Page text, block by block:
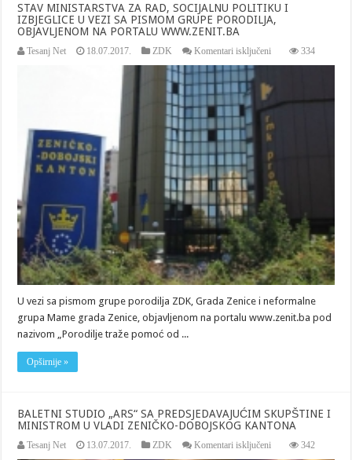
STAV MINISTARSTVA ZA RAD, SOCIJALNU POLITIKU I
IZBJEGLICE U VEZI SA PISMOM GRUPE PORODILJA,
OBJAVLJENOM NA PORTALU WWW.ZENIT.BA
Tesanj Net 18.07.2017. ZDK Komentari isključeni
ZA
SOCIJALNU
POLITIKU
I
IZBJEGLICE
U
VEZI
SA
PISMOM
GRUPE
PORODILJA,
OBJAVLJENOM
NA
PORTALU
WWW.ZENIT.BA
334
U vezi sa pismom grupe porodilja ZDK, Grada Zenice i neformalne
grupa Mame grada Zenice, objavljenom na portalu www.zenit.ba pod
nazivom „Porodilje traže pomoć od ...
Opširnije »
BALETNI STUDIO „ARS“ SA PREDSJEDAVAJUĆIM SKUPŠTINE I
MINISTROM U VLADI ZENIČKO-DOBOJSKOG KANTONA
Tesanj Net 13.07.2017. ZDK Komentari isključeni 342